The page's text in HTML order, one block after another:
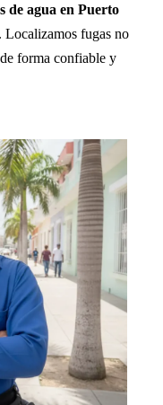
de agua en Puerto
fugas no
forma confiable y